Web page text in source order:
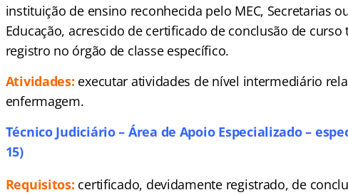
instituição de ensino reconhecida pelo MEC, Secretarias
Educação, acrescido de certificado de conclusão de
registro no órgão de classe específico.
Atividades: executar atividades de nível intermediário
enfermagem.
Técnico Judiciário – Área de Apoio Especializado –
15)
Requisitos: certificado, devidamente registrado, de